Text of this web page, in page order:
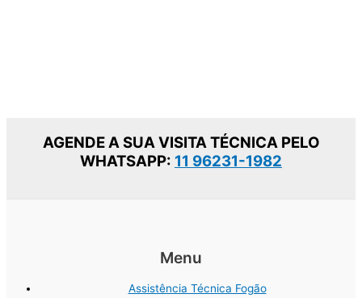
AGENDE A SUA VISITA TÉCNICA PELO
WHATSAPP: 11 96231-1982
Menu
Assistência Técnica Fogão